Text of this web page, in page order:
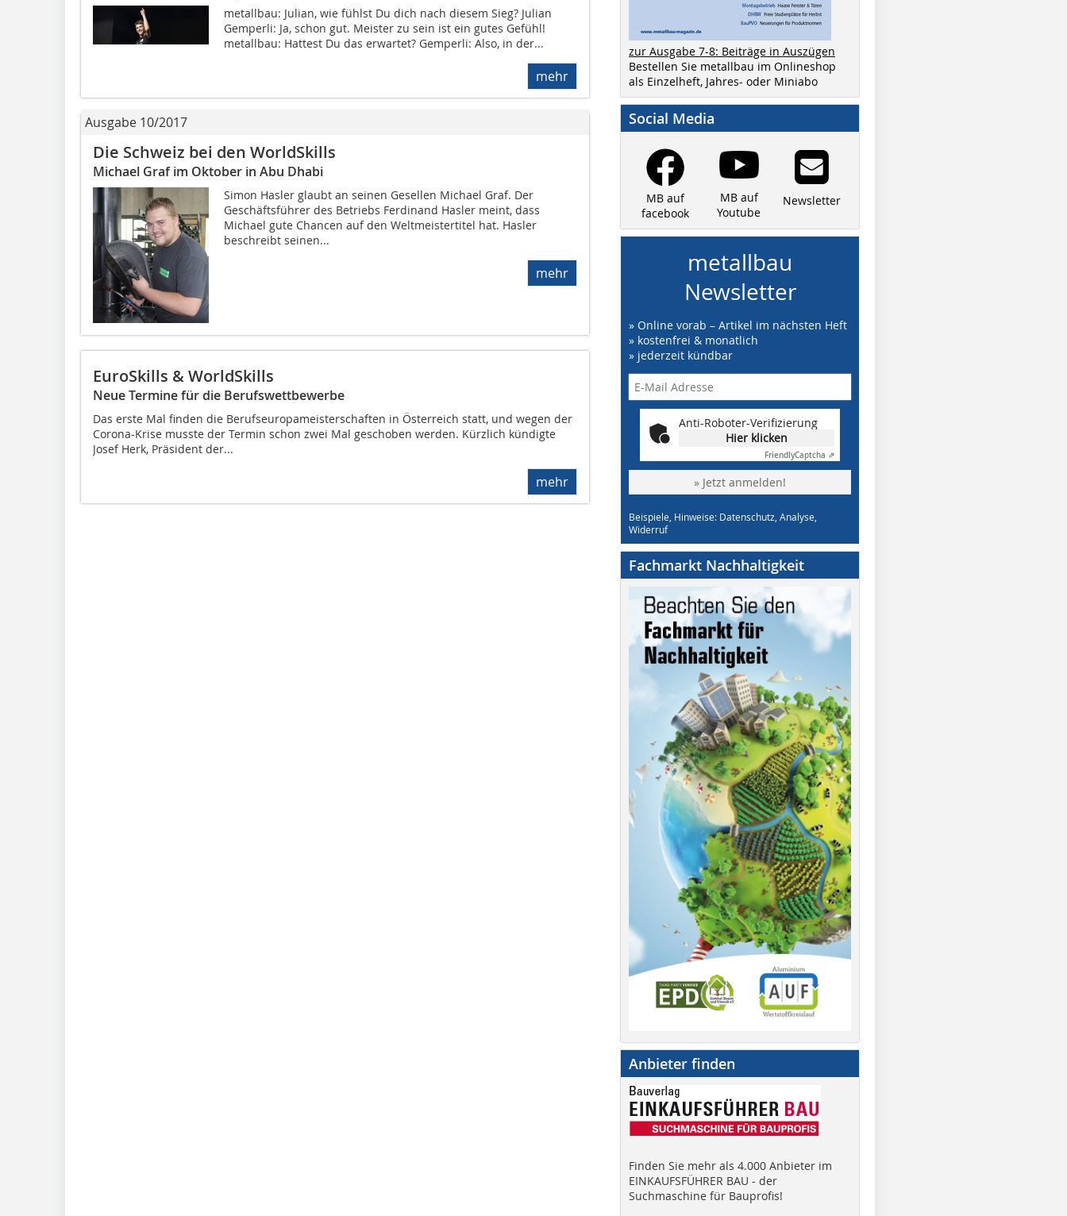
metallbau: Julian, wie fühlst Du dich nach diesem Sieg? Julian
Gemperli: Ja, schon gut. Meister zu sein ist ein gutes Gefühl!
metallbau: Hattest Du das erwartet? Gemperli: Also, in der...
mehr
Ausgabe 10/2017
Die Schweiz bei den WorldSkills
Michael Graf im Oktober in Abu Dhabi
Simon Hasler glaubt an seinen Gesellen Michael Graf. Der
Geschäftsführer des Betriebs Ferdinand Hasler meint, dass
Michael gute Chancen auf den Weltmeistertitel hat. Hasler
beschreibt seinen...
mehr
EuroSkills & WorldSkills
Neue Termine für die Berufswettbewerbe
Das erste Mal finden die Berufseuropameisterschaften in Österreich statt, und wegen der
Corona-Krise musste der Termin schon zwei Mal geschoben werden. Kürzlich kündigte
Josef Herk, Präsident der...
mehr
zur Ausgabe 7-8: Beiträge in Auszügen
Bestellen Sie metallbau im Onlineshop
als Einzelheft, Jahres- oder Miniabo
Social Media
MB auf
facebook
MB auf
Youtube
Newsletter
metallbau
Newsletter
» Online vorab – Artikel im nächsten Heft
» kostenfrei & monatlich
» jederzeit kündbar
Anti-Roboter-Verifizierung
Hier klicken
FriendlyCaptcha ⇗
» Jetzt anmelden!
Beispiele, Hinweise: Datenschutz, Analyse,
Widerruf
Fachmarkt Nachhaltigkeit
Anbieter finden
Finden Sie mehr als 4.000 Anbieter im
EINKAUFSFÜHRER BAU - der
Suchmaschine für Bauprofis!